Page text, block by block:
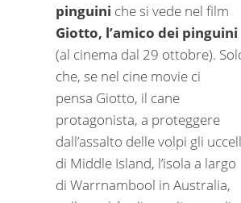
pinguini che si vede nel film
Giotto, l’amico dei pinguini
(al cinema dal 29 ottobre).
che, se nel cine movie ci
pensa Giotto, il cane
protagonista, a proteggere
dall’assalto delle volpi gli
di Middle Island, l’isola a largo
di Warrnambool in Australia,